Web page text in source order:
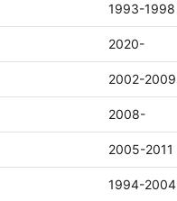
1993-1998
2020-
2002-2009
2008-
2005-2011
1994-2004